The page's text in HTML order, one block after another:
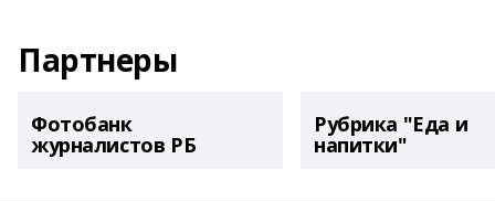
Партнеры
Фотобанк
журналистов РБ
Рубрика "Еда и
напитки"